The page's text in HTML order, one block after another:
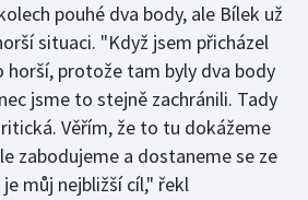
pouhé dva body, ale Bílek už
situaci. "Když jsem přicházel
horší, protože tam byly dva body
jsme to stejně zachránili. Tady
Věřím, že to tu dokážeme
zabodujeme a dostaneme se ze
můj nejbližší cíl," řekl